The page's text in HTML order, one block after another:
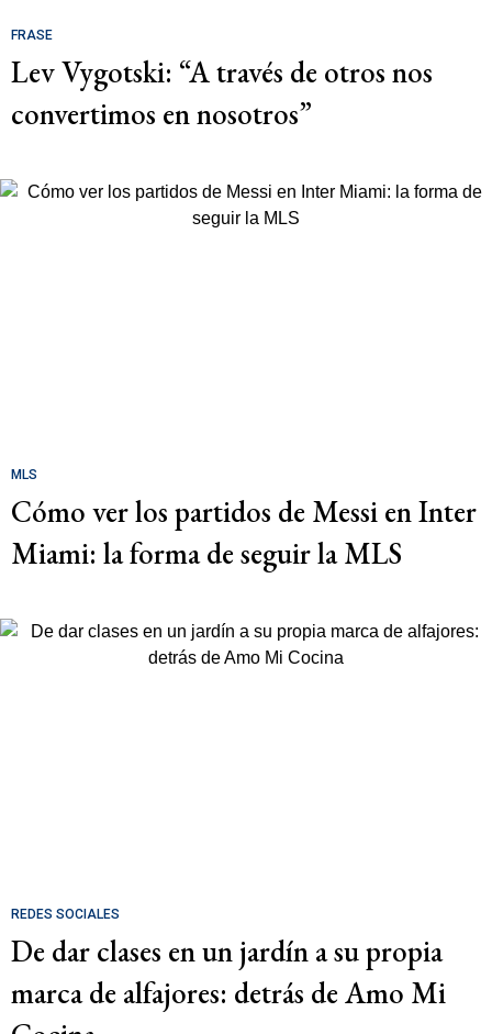
FRASE
Lev Vygotski: “A través de otros nos
convertimos en nosotros”
MLS
Cómo ver los partidos de Messi en Inter
Miami: la forma de seguir la MLS
REDES SOCIALES
De dar clases en un jardín a su propia
marca de alfajores: detrás de Amo Mi